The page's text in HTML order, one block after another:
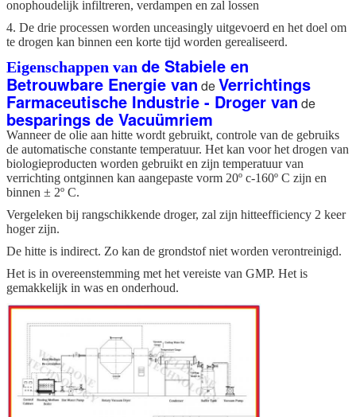
onophoudelijk infiltreren, verdampen en zal lossen
4. De drie processen worden unceasingly uitgevoerd en het doel om
te drogen kan binnen een korte tijd worden gerealiseerd.
Eigenschappen van de Stabiele en
Betrouwbare Energie van deVerrichtings
Farmaceutische Industrie - Droger vande
besparings de Vacuümriem
Wanneer de olie aan hitte wordt gebruikt, controle van de gebruiks
de automatische constante temperatuur. Het kan voor het drogen van
biologieproducten worden gebruikt en zijn temperatuur van
verrichting ontginnen kan aangepaste vorm 20º c-160º C zijn en
binnen ± 2º C.
Vergeleken bij rangschikkende droger, zal zijn hitteefficiency 2 keer
hoger zijn.
De hitte is indirect. Zo kan de grondstof niet worden verontreinigd.
Het is in overeenstemming met het vereiste van GMP. Het is
gemakkelijk in was en onderhoud.